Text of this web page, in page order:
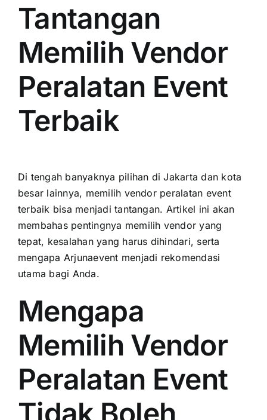
Tantangan
Memilih Vendor
Peralatan Event
Terbaik
Di tengah banyaknya pilihan di Jakarta dan kota
besar lainnya, memilih vendor peralatan event
terbaik bisa menjadi tantangan. Artikel ini akan
membahas pentingnya memilih vendor yang
tepat, kesalahan yang harus dihindari, serta
mengapa Arjunaevent menjadi rekomendasi
utama bagi Anda.
Mengapa
Memilih Vendor
Peralatan Event